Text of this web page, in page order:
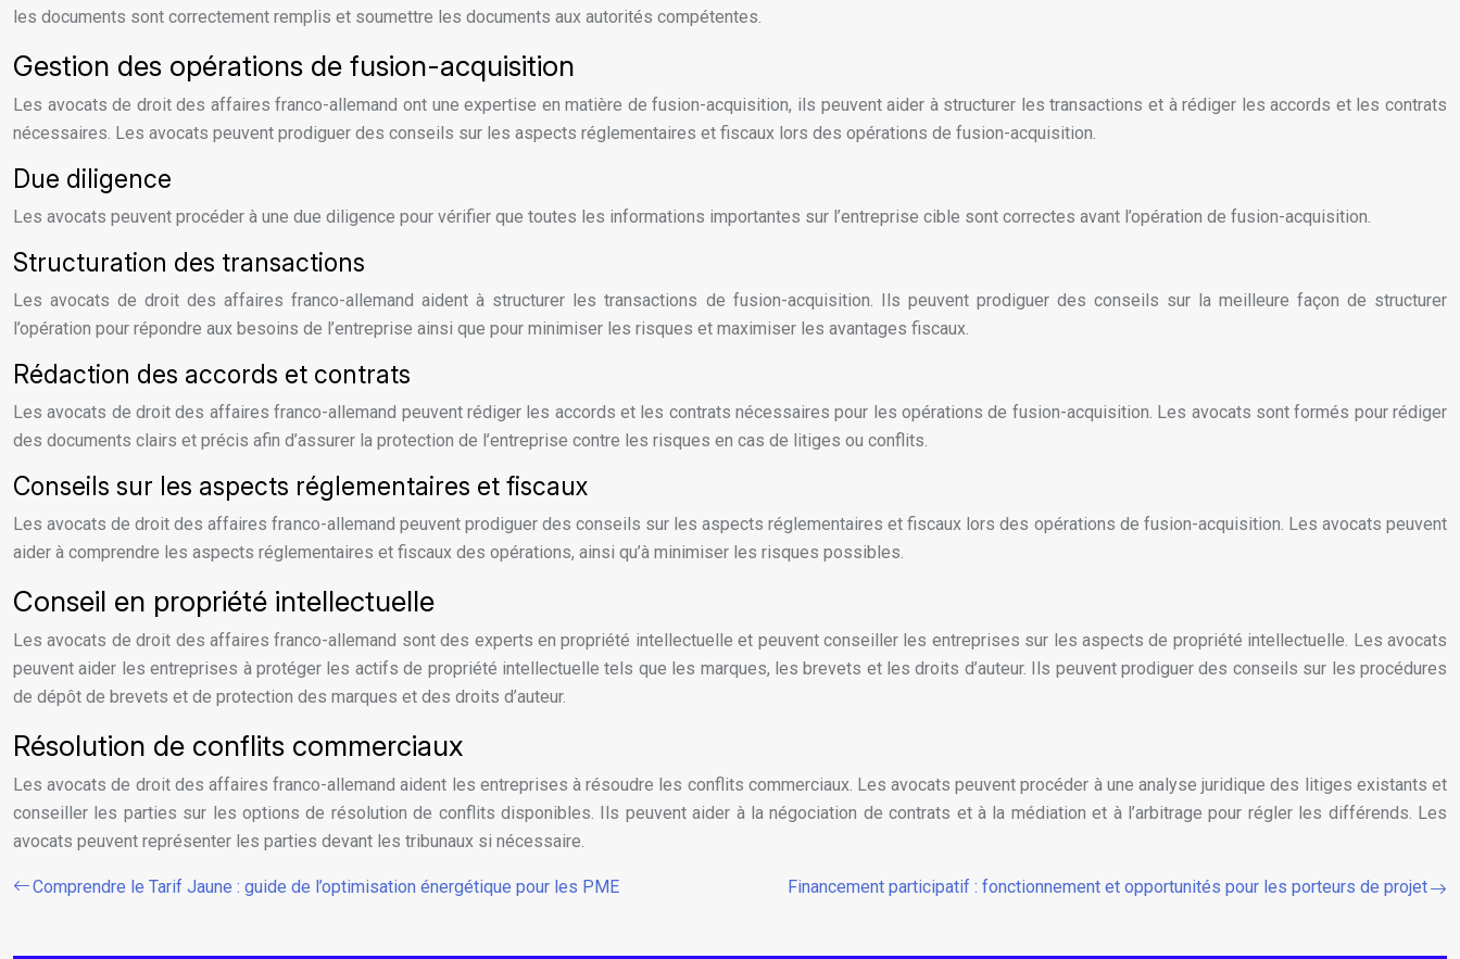
les documents sont correctement remplis et soumettre les documents aux autorités compétentes.
Gestion des opérations de fusion-acquisition
Les avocats de droit des affaires franco-allemand ont une expertise en matière de fusion-acquisition, ils peuvent aider à structurer les transactions et à rédiger les accords et les contrats
nécessaires. Les avocats peuvent prodiguer des conseils sur les aspects réglementaires et fiscaux lors des opérations de fusion-acquisition.
Due diligence
Les avocats peuvent procéder à une due diligence pour vérifier que toutes les informations importantes sur l’entreprise cible sont correctes avant l’opération de fusion-acquisition.
Structuration des transactions
Les avocats de droit des affaires franco-allemand aident à structurer les transactions de fusion-acquisition. Ils peuvent prodiguer des conseils sur la meilleure façon de structurer
l’opération pour répondre aux besoins de l’entreprise ainsi que pour minimiser les risques et maximiser les avantages fiscaux.
Rédaction des accords et contrats
Les avocats de droit des affaires franco-allemand peuvent rédiger les accords et les contrats nécessaires pour les opérations de fusion-acquisition. Les avocats sont formés pour rédiger
des documents clairs et précis afin d’assurer la protection de l’entreprise contre les risques en cas de litiges ou conflits.
Conseils sur les aspects réglementaires et fiscaux
Les avocats de droit des affaires franco-allemand peuvent prodiguer des conseils sur les aspects réglementaires et fiscaux lors des opérations de fusion-acquisition. Les avocats peuvent
aider à comprendre les aspects réglementaires et fiscaux des opérations, ainsi qu’à minimiser les risques possibles.
Conseil en propriété intellectuelle
Les avocats de droit des affaires franco-allemand sont des experts en propriété intellectuelle et peuvent conseiller les entreprises sur les aspects de propriété intellectuelle. Les avocats
peuvent aider les entreprises à protéger les actifs de propriété intellectuelle tels que les marques, les brevets et les droits d’auteur. Ils peuvent prodiguer des conseils sur les procédures
de dépôt de brevets et de protection des marques et des droits d’auteur.
Résolution de conflits commerciaux
Les avocats de droit des affaires franco-allemand aident les entreprises à résoudre les conflits commerciaux. Les avocats peuvent procéder à une analyse juridique des litiges existants et
conseiller les parties sur les options de résolution de conflits disponibles. Ils peuvent aider à la négociation de contrats et à la médiation et à l’arbitrage pour régler les différends. Les
avocats peuvent représenter les parties devant les tribunaux si nécessaire.
Comprendre le Tarif Jaune : guide de l’optimisation énergétique pour les PME Financement participatif : fonctionnement et opportunités pour les porteurs de projet